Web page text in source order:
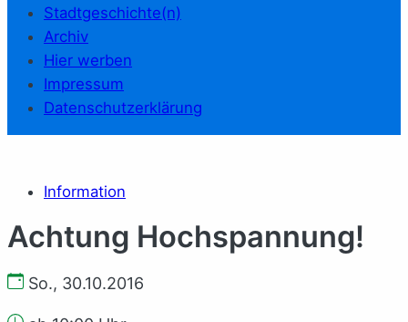
Stadtgeschichte(n)
Archiv
Hier werben
Impressum
Datenschutzerklärung
Information
Achtung Hochspannung!
So., 30.10.2016